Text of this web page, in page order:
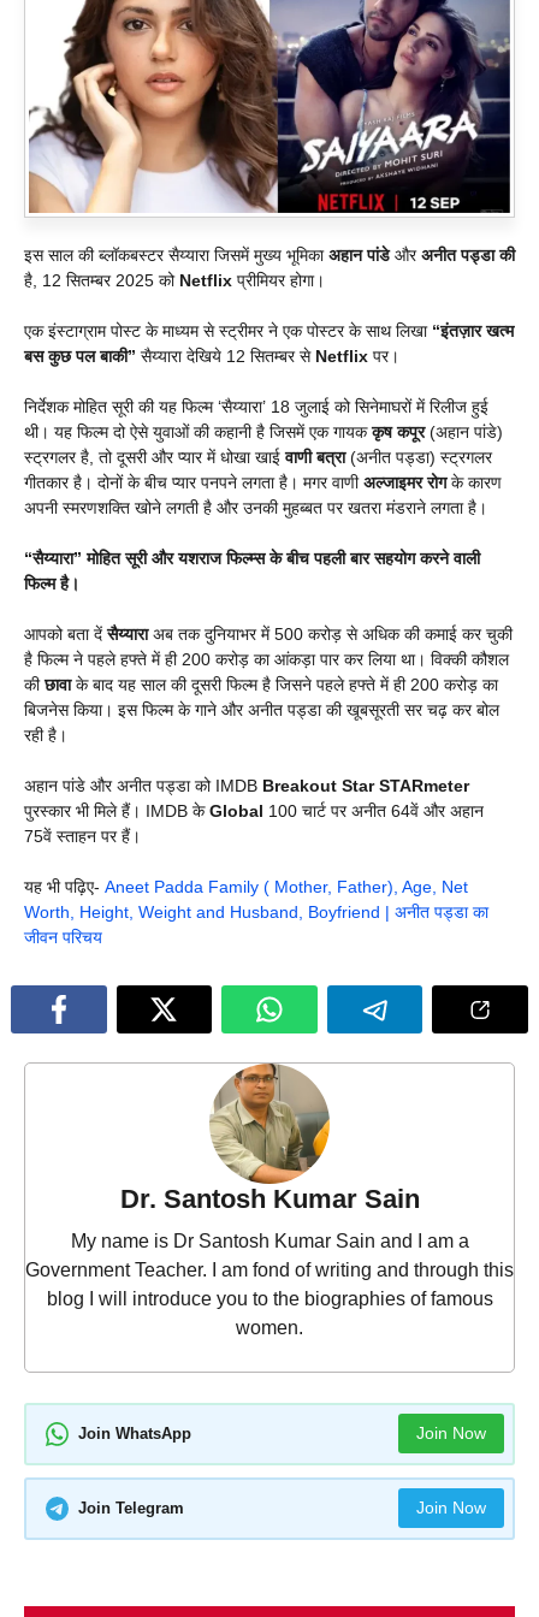
इस साल की ब्लॉकबस्टर सैय्यारा जिसमें मुख्य भूमिकाअहान पांडेऔरअनीत पड्डा की
है, 12 सितम्बर 2025 को Netflix प्रीमियर होगा।
एक इंस्टाग्राम पोस्ट के माध्यम से स्ट्रीमर ने एक पोस्टर के साथ लिखा “इंतज़ार खत्म
बस कुछ पल बाकी” सैय्यारा देखिये 12 सितम्बर से Netflix पर।
निर्देशक मोहित सूरी की यह फिल्म ‘सैय्यारा’ 18 जुलाई को सिनेमाघरों में रिलीज हुई
थी। यह फिल्म दो ऐसे युवाओं की कहानी है जिसमें एक गायककृष कपूर(अहान पांडे)
स्ट्रगलर है, तो दूसरी और प्यार में धोखा खाईवाणी बत्रा(अनीत पड्डा) स्ट्रगलर
गीतकार है। दोनों के बीच प्यार पनपने लगता है। मगर वाणीअल्जाइमर रोगके कारण
अपनी स्मरणशक्ति खोने लगती है और उनकी मुहब्बत पर खतरा मंडराने लगता है।
“सैय्यारा” मोहित सूरी और यशराज फिल्म्स के बीच पहली बार सहयोग करने वाली
फिल्म है।
आपको बता देंसैय्याराअब तक दुनियाभर में 500 करोड़ से अधिक की कमाई कर चुकी
है फिल्म ने पहले हफ्ते में ही 200 करोड़ का आंकड़ा पार कर लिया था। विक्की कौशल
कीछावाके बाद यह साल की दूसरी फिल्म है जिसने पहले हफ्ते में ही 200 करोड़ का
बिजनेस किया। इस फिल्म के गाने और अनीत पड्डा की खूबसूरती सर चढ़ कर बोल
रही है।
अहान पांडे और अनीत पड्डा को IMDB Breakout Star STARmeter
पुरस्कार भी मिले हैं। IMDB केGlobal 100 चार्ट पर अनीत 64वें और अहान
75वें स्ताहन पर हैं।
यह भी पढ़िए- Aneet Padda Family ( Mother, Father), Age, Net
Worth, Height, Weight and Husband, Boyfriend | अनीत पड्डा का
जीवन परिचय
Dr. Santosh Kumar Sain
My name is Dr Santosh Kumar Sain and I am a
Government Teacher. I am fond of writing and through this
blog I will introduce you to the biographies of famous
women.
Join WhatsApp Join Now
Join Telegram Join Now